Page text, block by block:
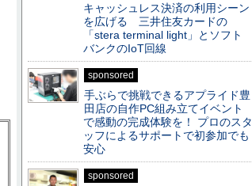
キャッシュレス決済の利用シーン
を広げる 三井住友カードの
「stera terminal light」とソフト
バンクのIoT回線
sponsored
手ぶらで挑戦できるアプライド豊
田店の自作PC組み立てイベント
で感動の完成体験を！ プロのスタ
ッフによるサポートで初参加でも
安心
sponsored